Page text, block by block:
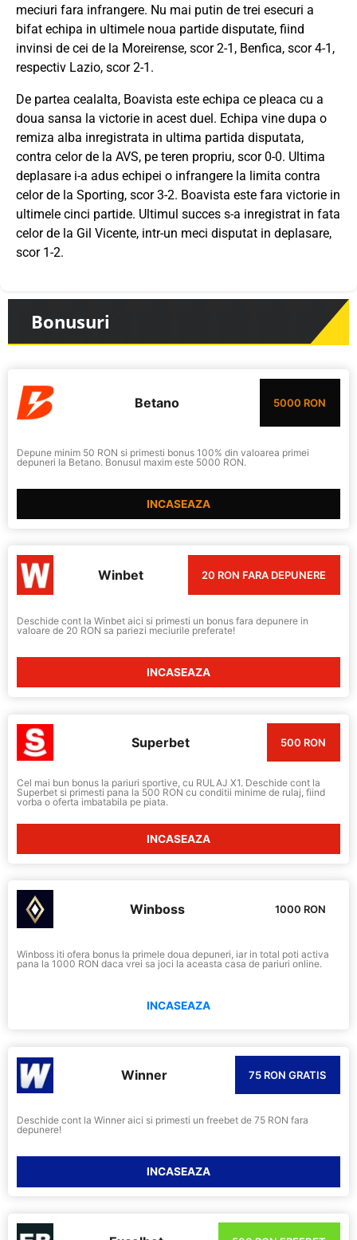
meciuri fara infrangere. Nu mai putin de trei esecuri a
bifat echipa in ultimele noua partide disputate, fiind
invinsi de cei de la Moreirense, scor 2-1, Benfica, scor 4-1,
respectiv Lazio, scor 2-1.
De partea cealalta, Boavista este echipa ce pleaca cu a
doua sansa la victorie in acest duel. Echipa vine dupa o
remiza alba inregistrata in ultima partida disputata,
contra celor de la AVS, pe teren propriu, scor 0-0. Ultima
deplasare i-a adus echipei o infrangere la limita contra
celor de la Sporting, scor 3-2. Boavista este fara victorie in
ultimele cinci partide. Ultimul succes s-a inregistrat in fata
celor de la Gil Vicente, intr-un meci disputat in deplasare,
scor 1-2.
Bonusuri
Betano 5000 RON
Depune minim 50 RON si primesti bonus 100% din valoarea primei
depuneri la Betano. Bonusul maxim este 5000 RON.
INCASEAZA
Winbet 20 RON FARA DEPUNERE
Deschide cont la Winbet aici si primesti un bonus fara depunere in
valoare de 20 RON sa pariezi meciurile preferate!
INCASEAZA
Superbet 500 RON
Cel mai bun bonus la pariuri sportive, cu RULAJ X1. Deschide cont la
Superbet si primesti pana la 500 RON cu conditii minime de rulaj, fiind
vorba o oferta imbatabila pe piata.
INCASEAZA
Winboss 1000 RON
Winboss iti ofera bonus la primele doua depuneri, iar in total poti activa
pana la 1000 RON daca vrei sa joci la aceasta casa de pariuri online.
INCASEAZA
Winner 75 RON GRATIS
Deschide cont la Winner aici si primesti un freebet de 75 RON fara
depunere!
INCASEAZA